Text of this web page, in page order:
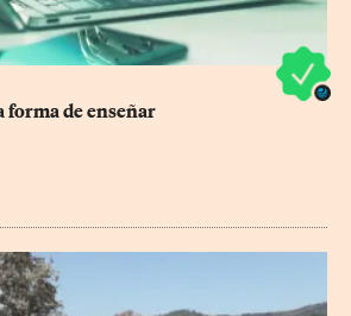
forma de enseñar